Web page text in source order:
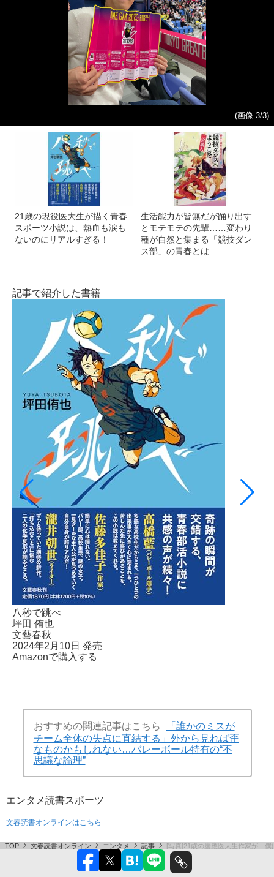
(画像 3/3)
21歳の現役医大生が描く青春
スポーツ小説は、熱血も涙も
ないのにリアルすぎる！
生活能力が皆無だが踊り出す
とモテモテの先輩……変わり
種が自然と集まる「競技ダン
ス部」の青春とは
記事で紹介した書籍
八秒で跳べ
坪田 侑也
文藝春秋
2024年2月10日 発売
Amazonで購入する
おすすめの関連記事はこちら
「誰かのミスが
チーム全体の失点に直結する」外から見れば歪
なものかもしれない…バレーボール特有の“不
思議な論理”
エンタメ読書スポーツ
文春読書オンラインはこちら
TOP 文春読書オンライン エンタメ 記事 [写真]21歳の慶應医大生作家が「